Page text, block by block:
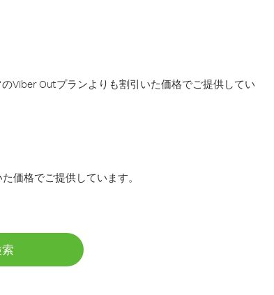
Viber Outプランよりも割引いた価格でご提供してい
価格でご提供しています。